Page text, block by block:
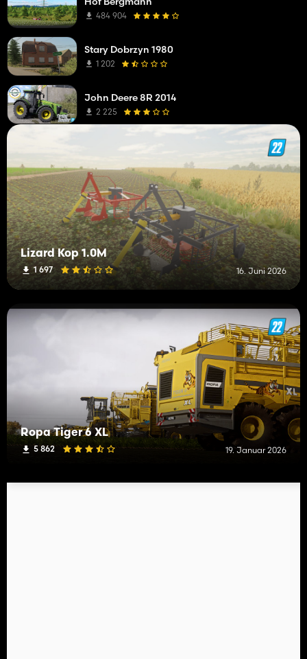
Lizard Kop 1.0M
1 697 16. Juni 2026
Ropa Tiger 6 XL
5 862 19. Januar 2026
484 904
Stary Dobrzyn 1980
1 202
John Deere 8R 2014
2 225